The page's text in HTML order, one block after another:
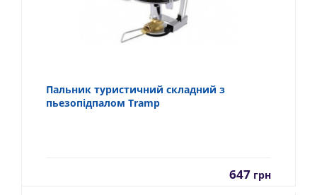
Пальник туристичний складний з
пьезопідпалом Tramp
647 грн